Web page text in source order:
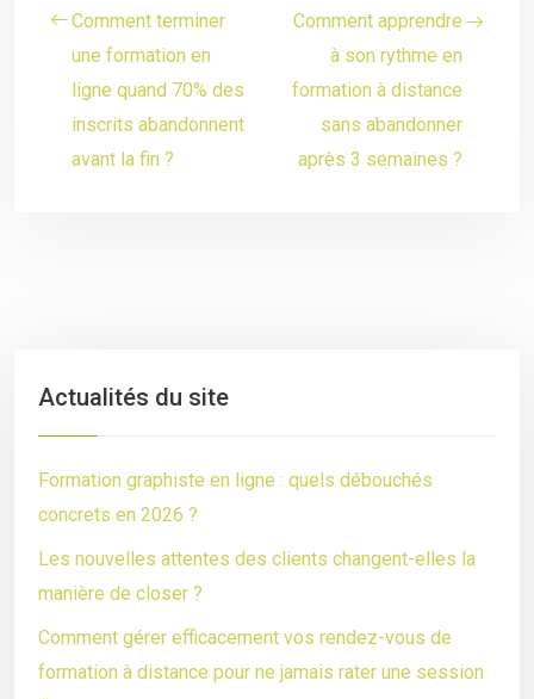
Comment terminer
une formation en
ligne quand 70% des
inscrits abandonnent
avant la fin ?
Comment apprendre
à son rythme en
formation à distance
sans abandonner
après 3 semaines ?
Actualités du site
Formation graphiste en ligne : quels débouchés
concrets en 2026 ?
Les nouvelles attentes des clients changent-elles la
manière de closer ?
Comment gérer efficacement vos rendez-vous de
formation à distance pour ne jamais rater une session